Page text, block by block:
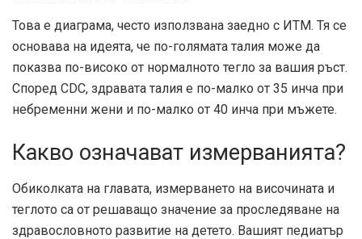
Това е диаграма, често използвана заедно с ИТМ. Тя се
основава на идеята, че по-голямата талия може да
показва по-високо от нормалното тегло за вашия ръст.
Според CDC, здравата талия е по-малко от 35 инча при
небременни жени и по-малко от 40 инча при мъжете.
Какво означават измерванията?
Обиколката на главата, измерването на височината и
теглото са от решаващо значение за проследяване на
здравословното развитие на детето. Вашият педиатър